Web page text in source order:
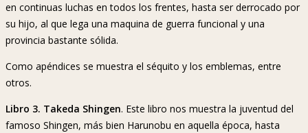
en continuas luchas en todos los frentes, hasta ser derrocado por
su hijo, al que lega una maquina de guerra funcional y una
provincia bastante sólida.
Como apéndices se muestra el séquito y los emblemas, entre
otros.
Libro 3. Takeda Shingen. Este libro nos muestra la juventud del
famoso Shingen, más bien Harunobu en aquella época, hasta